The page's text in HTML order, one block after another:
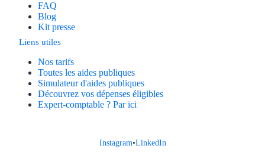
FAQ
Blog
Kit presse
Liens utiles
Nos tarifs
Toutes les aides publiques
Simulateur d'aides publiques
Découvrez vos dépenses éligibles
Expert-comptable ? Par ici
Instagram•LinkedIn